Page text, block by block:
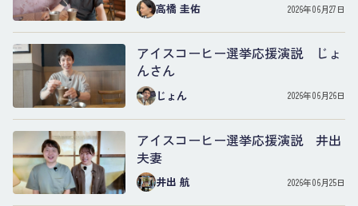
高橋 圭佑 2026年06月27日
アイスコーヒー選挙応援演説 じょ
んさん
じょん 2026年06月26日
アイスコーヒー選挙応援演説 井出
夫妻
井出 航 2026年06月25日